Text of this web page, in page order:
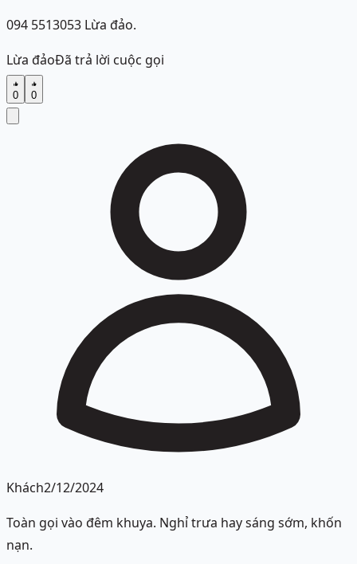
094 5513053 Lừa đảo.
Lừa đảoĐã trả lời cuộc gọi
0 0
Khách2/12/2024
Toàn gọi vào đêm khuya. Nghỉ trưa hay sáng sớm, khốn
nạn.